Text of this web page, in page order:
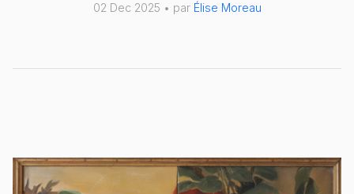
02 Dec 2025 • par Élise Moreau